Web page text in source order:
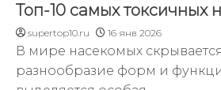
Топ-10 самых токсичных
supertop10.ru 16 янв 2026
В мире насекомых
разнообразие форм и